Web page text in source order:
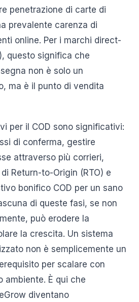
penetrazione di carte di
prevalente carenza di
online. Per i marchi direct-
questo significa che
non è solo un
ma è il punto di vendita
per il COD sono significativi:
di conferma, gestire
attraverso più corrieri,
Return-to-Origin (RTO) e
bonifico COD per un sano
di queste fasi, se non
può erodere la
la crescita. Un sistema
non è semplicemente un
per scalare con
ambiente. È qui che
diventano